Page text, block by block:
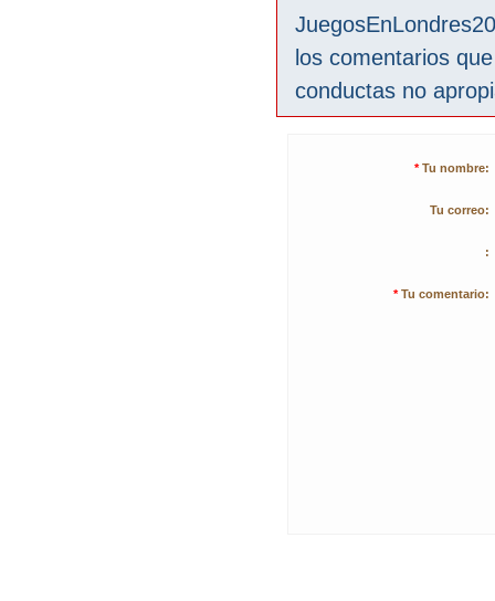
los comentarios
conductas no
* Tu nombre:
Tu correo:
:
* Tu comentario: